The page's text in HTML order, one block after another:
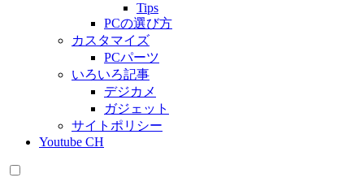
Tips
PCの選び方
カスタマイズ
PCパーツ
いろいろ記事
デジカメ
ガジェット
サイトポリシー
Youtube CH